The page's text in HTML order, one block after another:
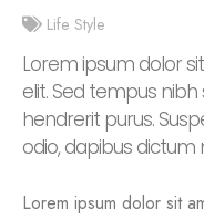
Life Style
Lorem ipsum dolor
elit. Sed tempus nibh
hendrerit purus.
odio, dapibus dictum
Lorem ipsum dolor sit